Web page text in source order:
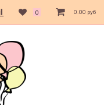
0 0.00 руб